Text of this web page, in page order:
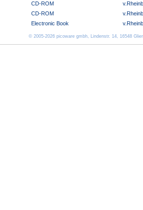
CD-ROM
CD-ROM
Electronic Book
© 2005-2026 picoware gmbh, Lindenstr. 14, 16548